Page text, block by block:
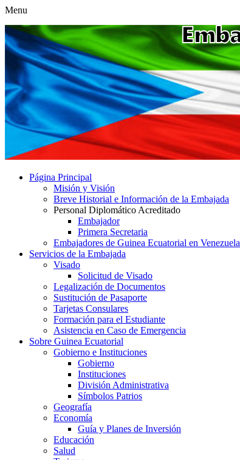
Menu
Página Principal
Misión y Visión
Breve Historial e Información de la Embajada
Personal Diplomático Acreditado
Embajador
Primera Secretaria
Embajadores de Guinea Ecuatorial en Venezuela
Servicios de la Embajada
Visado
Solicitud de Visado
Legalización de Documentos
Sustitución de Pasaporte
Tarjetas Consulares
Formación para el Estudiante
Asistencia en Caso de Emergencia
Sobre Guinea Ecuatorial
Gobierno e Instituciones
Gobierno
Instituciones
División Administrativa
Símbolos Patrios
Geografía
Economía
Guía y Planes de Inversión
Educación
Salud